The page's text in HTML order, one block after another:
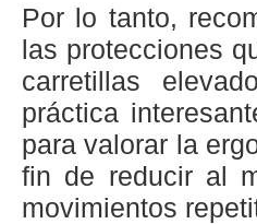
Por lo tanto,
las protecciones
carretillas
práctica
para valorar la
fin de reducir al
movimientos